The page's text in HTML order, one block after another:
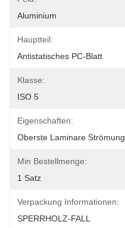
Aluminium
Hauptteil:
Antistatisches PC-Blatt
Klasse:
ISO 5
Eigenschaften:
Oberste Laminare Strömung
Min Bestellmenge:
1 Satz
Verpackung Informationen:
SPERRHOLZ-FALL